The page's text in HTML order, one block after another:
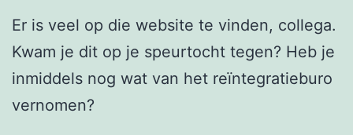
Er is veel op die website te vinden, collega.
Kwam je dit op je speurtocht tegen? Heb je
inmiddels nog wat van het reïntegratieburo
vernomen?